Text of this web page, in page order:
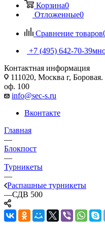
Корзина0
Отложенные0
Сравнение товаров
+7 (495) 642-70-39
Контактная информация
111020, Москва г,
оф. 100
info@sec-s.ru
Вконтакте
Главная
—
Блокпост
—
Турникеты
—
Распашные турникеты
—СДВ 500